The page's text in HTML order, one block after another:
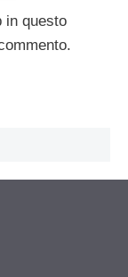
in questo